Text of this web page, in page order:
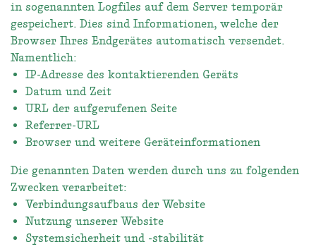
in sogenannten Logfiles auf dem Server temporär
gespeichert. Dies sind Informationen, welche der
Browser Ihres Endgerätes automatisch versendet.
Namentlich:
IP-Adresse des kontaktierenden Geräts
Datum und Zeit
URL der aufgerufenen Seite
Referrer-URL
Browser und weitere Geräteinformationen
Die genannten Daten werden durch uns zu folgenden
Zwecken verarbeitet:
Verbindungsaufbaus der Website
Nutzung unserer Website
Systemsicherheit und -stabilität